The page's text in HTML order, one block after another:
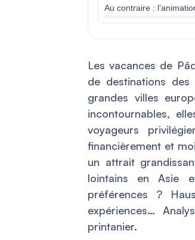
Au contraire :
Les vacances de
de destinations
grandes villes
incontournables,
voyageurs
financièrement et
un attrait
lointains en Asie
préférences ?
expériences…
printanier.